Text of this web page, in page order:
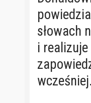
słowach
i
wcześniej.